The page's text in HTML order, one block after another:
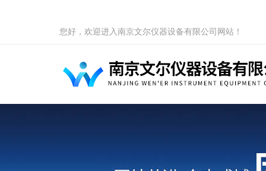
您好，欢迎进入南京文尔仪器设备有限公司网站！